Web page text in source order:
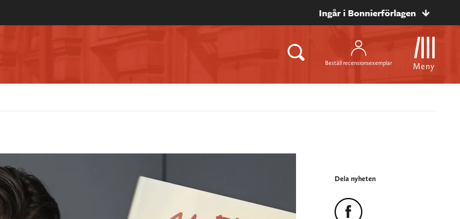
Ingår i Bonnierförlagen
Beställ recensionsexemplar Meny
Dela nyheten